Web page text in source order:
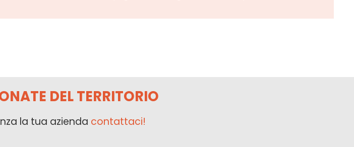
DEL TERRITORIO
la tua azienda contattaci!